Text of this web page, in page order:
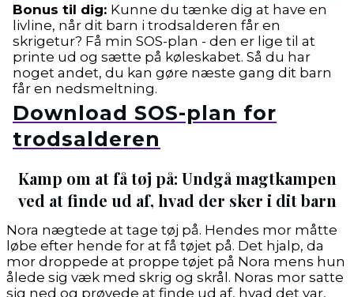
Bonus til dig: Kunne du tænke dig at have en
livline, når dit barn i trodsalderen får en
skrigetur? Få min SOS-plan - den er lige til at
printe ud og sætte på køleskabet. Så du har
noget andet, du kan gøre næste gang dit barn
får en nedsmeltning.
Download SOS-plan for
trodsalderen
Kamp om at få tøj på: Undgå magtkampen
ved at finde ud af, hvad der sker i dit barn
Nora nægtede at tage tøj på. Hendes mor måtte
løbe efter hende for at få tøjet på. Det hjalp, da
mor droppede at proppe tøjet på Nora mens hun
ålede sig væk med skrig og skrål. Noras mor satte
sig ned og prøvede at finde ud af, hvad det var,